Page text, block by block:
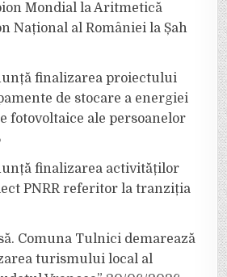
Mondial la Aritmetică
Național al României la Șah
finalizarea proiectului
de stocare a energiei
fotovoltaice ale persoanelor
finalizarea activităților
PNRR referitor la tranziția
Comuna Tulnici demarează
turismului local al